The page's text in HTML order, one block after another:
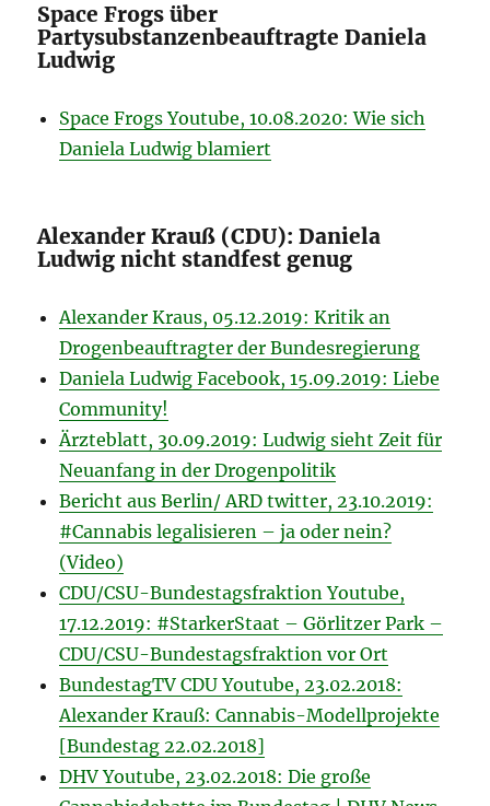
Space Frogs über
Partysubstanzenbeauftragte Daniela
Ludwig
Space Frogs Youtube, 10.08.2020: Wie sich
Daniela Ludwig blamiert
Alexander Krauß (CDU): Daniela
Ludwig nicht standfest genug
Alexander Kraus, 05.12.2019: Kritik an
Drogenbeauftragter der Bundesregierung
Daniela Ludwig Facebook, 15.09.2019: Liebe
Community!
Ärzteblatt, 30.09.2019: Ludwig sieht Zeit für
Neuanfang in der Drogenpolitik
Bericht aus Berlin/ ARD twitter, 23.10.2019:
#Cannabis legalisieren – ja oder nein?
(Video)
CDU/CSU-Bundestagsfraktion Youtube,
17.12.2019: #StarkerStaat – Görlitzer Park –
CDU/CSU-Bundestagsfraktion vor Ort
BundestagTV CDU Youtube, 23.02.2018:
Alexander Krauß: Cannabis-Modellprojekte
[Bundestag 22.02.2018]
DHV Youtube, 23.02.2018: Die große